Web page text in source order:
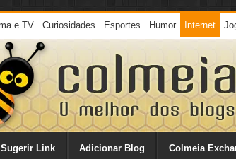
e TV Curiosidades Esportes Humor Internet
Sugerir Link Adicionar Blog Colmeia